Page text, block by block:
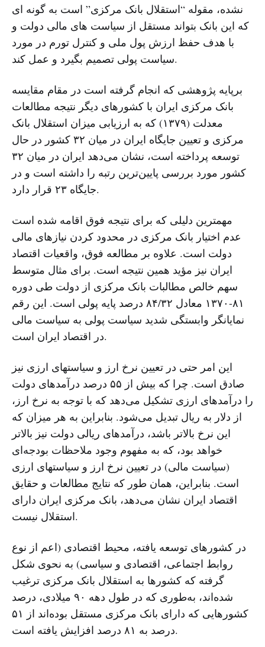
نشده، مقوله “استقلال بانک مرکزی” است به گونه ای
که این بانک بتواند مستقل از سیاست های مالی دولت و
با هدف حفظ ارزش پول ملی و کنترل تورم در مورد
سیاست پولی تصمیم بگیرد و عمل کند.
برپایه پژوهشی که انجام گرفته است در مقام مقایسه
بانک مرکزی ایران با کشورهای دیگر نتیجه مطالعات
معدلت (١۳۷۹) که به ارزیابی میزان استقلال بانک
مرکزی و تعیین جایگاه ایران در میان ۳٢ کشور در حال
توسعه پرداخته است، نشان می‌دهد ایران در میان ۳٢
کشور مورد بررسی پایین‌ترین رتبه را داشته است و در
جایگاه ٢۳ قرار دارد.
مهمترین دلیلی که برای نتیجه فوق اقامه شده است
عدم اختیار بانک مرکزی در محدود کردن نیازهای مالی
دولت است. علاوه بر مطالعه فوق، واقعیات اقتصاد
ایران نیز مؤید همین نتیجه است. برای مثال متوسط
سهم خالص مطالبات بانک مرکزی از دولت طی دوره
۸١-١۳۷٠ معادل ۸۴/۳٢ درصد پایه پولی است. این رقم
نمایانگر وابستگی شدید سیاست پولی به سیاست مالی
در اقتصاد ایران است.
این امر حتی در تعیین نرخ ارز و سیاستهای ارزی نیز
صادق است. چرا که بیش از ۵۵ درصد درآمد‌های دولت
را درآمد‌های ارزی تشکیل می‌دهد که با توجه به نرخ ارز،
از دلار به ریال تبدیل می‌شود. بنابراین به هر میزان که
این نرخ بالاتر باشد، درآمد‌های ریالی دولت نیز بالاتر
خواهد بود، که به مفهوم وجود ملاحظات بودجه‌ای
(سیاست مالی) در تعیین نرخ ارز و سیاستهای ارزی
است. بنابراین، همان طور که نتایج مطالعات و حقایق
اقتصاد ایران نشان می‌دهد، بانک مرکزی ایران دارای
استقلال نیست.
در کشورهای توسعه یافته، محیط اقتصادی (اعم از نوع
روابط اجتماعی، اقتصادی و سیاسی) به نحوی شکل
گرفته که کشورها به استقلال بانک مرکزی ترغیب
شده‌اند، به‌طوری که در طول دهه ۹٠ میلادی، درصد
کشورهایی که دارای بانک مرکزی مستقل بوده‌اند از ۵١
درصد به ۸١ درصد افزایش یافته است.